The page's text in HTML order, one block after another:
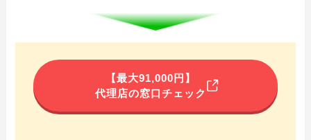
【最大91,000円】
代理店の窓口チェック